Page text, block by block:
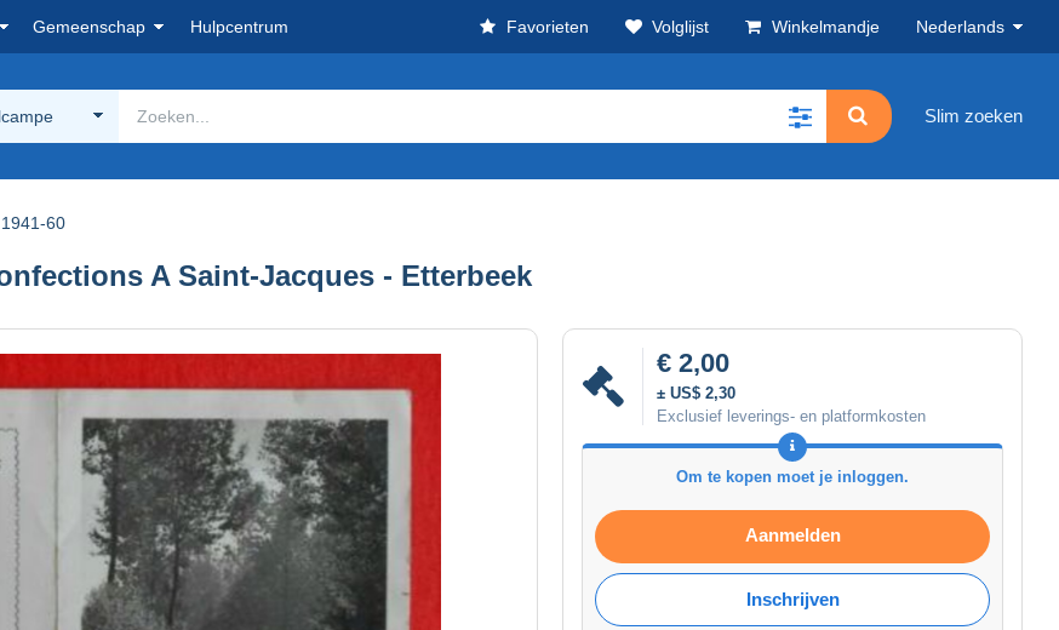
Gemeenschap Hulpcentrum Favorieten Volglijst Winkelmandje Nederlands
Slim zoeken
60
A Saint-Jacques - Etterbeek
€ 2,00
± US$ 2,30
Exclusief leverings- en platformkosten
Om te kopen moet je inloggen.
Aanmelden
Inschrijven